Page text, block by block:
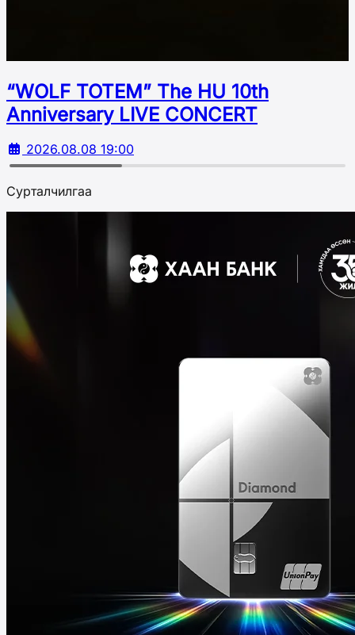
“WOLF TOTEM” The HU 10th
Аnniversary LIVE CONCERT
2026.08.08 19:00
Сурталчилгаа